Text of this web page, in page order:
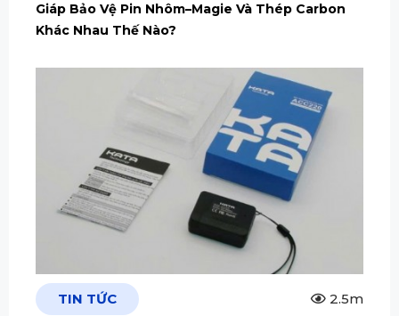
Giáp Bảo Vệ Pin Nhôm–Magie Và Thép Carbon
Khác Nhau Thế Nào?
TIN TỨC 2.5m